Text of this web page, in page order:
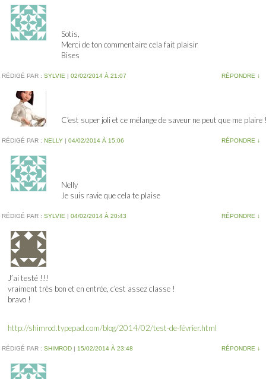
Sotis,
Merci de ton commentaire cela fait plaisir
Bises
RÉDIGÉ PAR : SYLVIE | 02/02/2014 À 21:07 RÉPONDRE ↓
C’est super joli et ce mélange de saveur ne peut que me plaire
RÉDIGÉ PAR : NELLY | 04/02/2014 À 15:06 RÉPONDRE ↓
Nelly
Je suis ravie que cela te plaise
RÉDIGÉ PAR : SYLVIE | 04/02/2014 À 20:43 RÉPONDRE ↓
J’ai testé !!!
vraiment très bon et en entrée, c’est assez classe !
bravo !
http://shimrod.typepad.com/blog/2014/02/test-de-février.html
RÉDIGÉ PAR : SHIMROD | 15/02/2014 À 23:48 RÉPONDRE ↓